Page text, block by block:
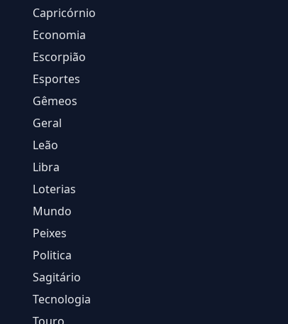
Capricórnio
Economia
Escorpião
Esportes
Gêmeos
Geral
Leão
Libra
Loterias
Mundo
Peixes
Politica
Sagitário
Tecnologia